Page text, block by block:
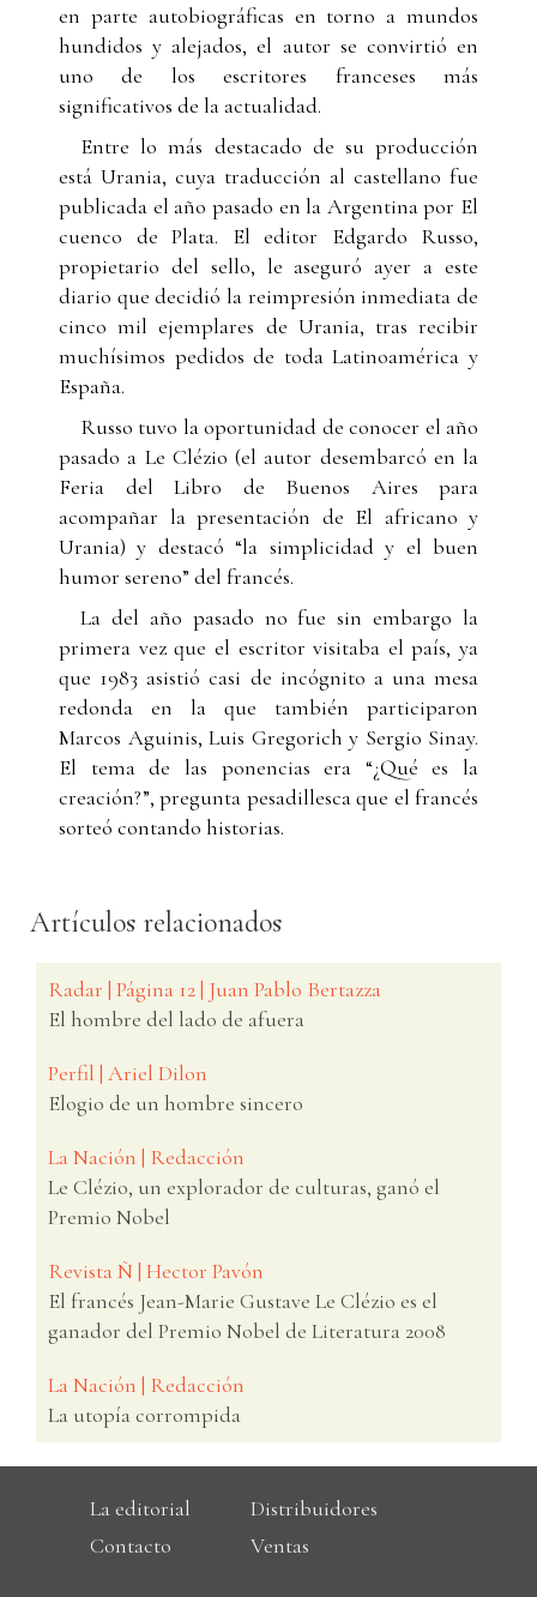
en parte autobiográficas en torno a mundos
hundidos y alejados, el autor se convirtió en
uno de los escritores franceses más
significativos de la actualidad.
Entre lo más destacado de su producción
está Urania, cuya traducción al castellano fue
publicada el año pasado en la Argentina por El
cuenco de Plata. El editor Edgardo Russo,
propietario del sello, le aseguró ayer a este
diario que decidió la reimpresión inmediata de
cinco mil ejemplares de Urania, tras recibir
muchísimos pedidos de toda Latinoamérica y
España.
Russo tuvo la oportunidad de conocer el año
pasado a Le Clézio (el autor desembarcó en la
Feria del Libro de Buenos Aires para
acompañar la presentación de El africano y
Urania) y destacó “la simplicidad y el buen
humor sereno” del francés.
La del año pasado no fue sin embargo la
primera vez que el escritor visitaba el país, ya
que 1983 asistió casi de incógnito a una mesa
redonda en la que también participaron
Marcos Aguinis, Luis Gregorich y Sergio Sinay.
El tema de las ponencias era “¿Qué es la
creación?”, pregunta pesadillesca que el francés
sorteó contando historias.
Artículos relacionados
Radar | Página 12 | Juan Pablo Bertazza
El hombre del lado de afuera
Perfil | Ariel Dilon
Elogio de un hombre sincero
La Nación | Redacción
Le Clézio, un explorador de culturas, ganó el
Premio Nobel
Revista Ñ | Hector Pavón
El francés Jean-Marie Gustave Le Clézio es el
ganador del Premio Nobel de Literatura 2008
La Nación | Redacción
La utopía corrompida
La editorial
Distribuidores
Contacto
Ventas